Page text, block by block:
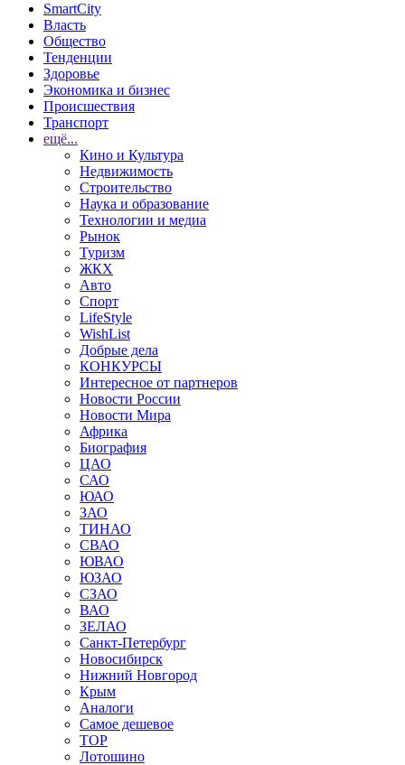
SmartCity
Власть
Общество
Тенденции
Здоровье
Экономика и бизнес
Происшествия
Транспорт
ещё...
Кино и Культура
Недвижимость
Строительство
Наука и образование
Технологии и медиа
Рынок
Туризм
ЖКХ
Авто
Спорт
LifeStyle
WishList
Добрые дела
КОНКУРСЫ
Интересное от партнеров
Новости России
Новости Мира
Африка
Биография
ЦАО
САО
ЮАО
ЗАО
ТИНАО
СВАО
ЮВАО
ЮЗАО
СЗАО
ВАО
ЗЕЛАО
Санкт-Петербург
Новосибирск
Нижний Новгород
Крым
Аналоги
Самое дешевое
TOP
Лотошино